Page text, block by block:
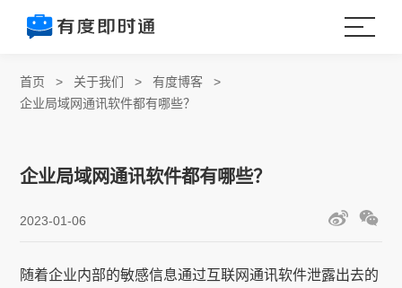
首页 > 关于我们 >有度博客 >
企业局域网通讯软件都有哪些？
企业局域网通讯软件都有哪些？
2023-01-06
随着企业内部的敏感信息通过互联网通讯软件泄露出去的